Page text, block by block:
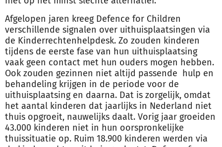
Afgelopen jaren kreeg Defence for Children
verschillende signalen over uithuisplaatsingen via
de Kinderrechtenhelpdesk. Zo zouden kinderen
tijdens de eerste fase van hun uithuisplaatsing
vaak geen contact met hun ouders mogen hebben.
Ook zouden gezinnen niet altijd passende hulp en
behandeling krijgen in de periode voor de
uithuisplaatsing en daarna. Dat is zorgelijk, omdat
het aantal kinderen dat jaarlijks in Nederland niet
thuis opgroeit, nauwelijks daalt. Vorig jaar groeiden
43.000 kinderen niet in hun oorspronkelijke
thuissituatie op. Ruim 18.900 kinderen werden via